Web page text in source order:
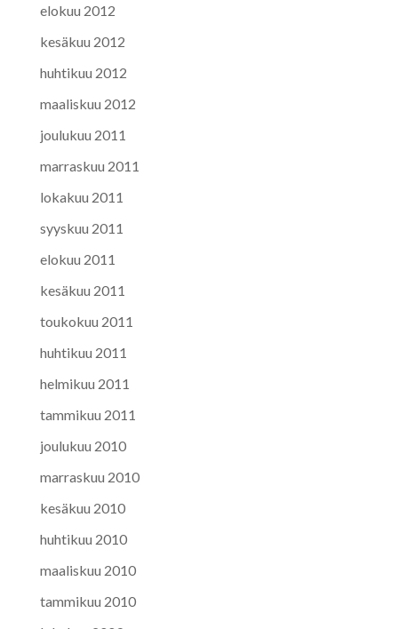
elokuu 2012
kesäkuu 2012
huhtikuu 2012
maaliskuu 2012
joulukuu 2011
marraskuu 2011
lokakuu 2011
syyskuu 2011
elokuu 2011
kesäkuu 2011
toukokuu 2011
huhtikuu 2011
helmikuu 2011
tammikuu 2011
joulukuu 2010
marraskuu 2010
kesäkuu 2010
huhtikuu 2010
maaliskuu 2010
tammikuu 2010